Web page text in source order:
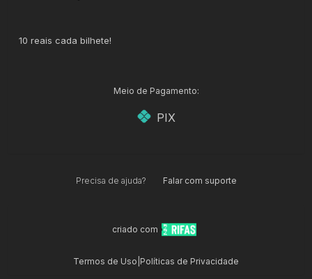
10 reais cada bilhete!
Meio de Pagamento:
PIX
Precisa de ajuda? Falar com suporte
criado com
Termos de Uso Políticas de Privacidade